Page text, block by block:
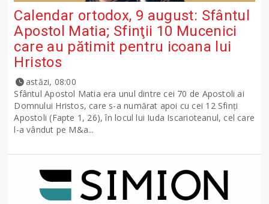
Calendar ortodox, 9 august: Sfântul
Apostol Matia; Sfinţii 10 Mucenici
care au pătimit pentru icoana lui
Hristos
astăzi, 08:00
Sfântul Apostol Matia era unul dintre cei 70 de Apostoli ai
Domnului Hristos, care s-a numărat apoi cu cei 12 Sfinţi
Apostoli (Fapte 1, 26), în locul lui Iuda Iscarioteanul, cel care
l-a vândut pe M&a...